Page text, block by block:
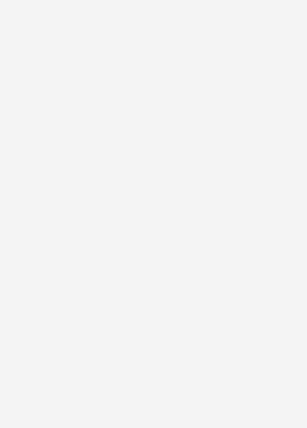
Symbole)
in Boden und
durch verunreinigtes
Rücknahmestellen
enthalten, die
empfehlen wir